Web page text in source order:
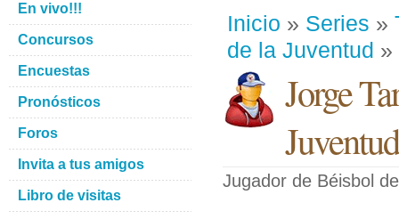
Inicio » Series »
de la Juventud »
Jorge
Juventud
Jugador de Béisbol
En vivo!!!
Concursos
Encuestas
Pronósticos
Foros
Invita a tus amigos
Libro de visitas